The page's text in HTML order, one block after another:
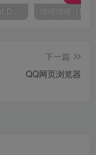
下载利器 Internet Download Manager 6.42.17 绿色版 哔哩哔哩（B站
下一篇
QQ网页浏览器